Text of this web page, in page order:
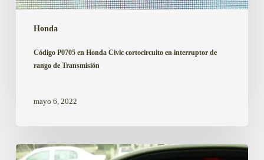
Honda
Código P0705 en Honda Civic cortocircuito en interruptor de
rango de Transmisión
mayo 6, 2022
Proceso